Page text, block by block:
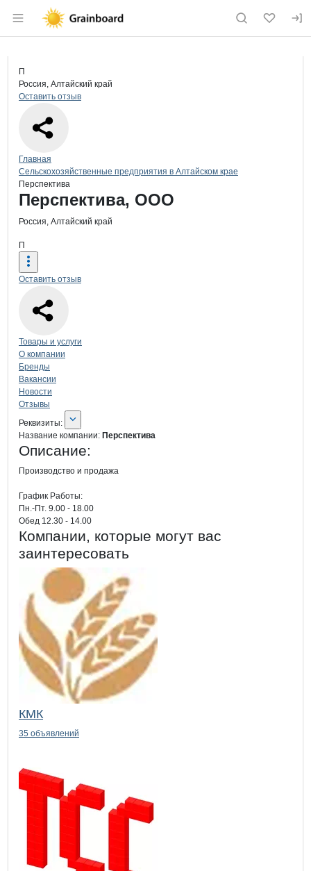
Раздел навигации по сайту
Страница компании
Страница компании
Краткая информация о компании
П
Россия, Алтайский край
Оставить отзыв
Навигация по сайту
Главная
Сельскохозяйственные предприятия в Алтайском крае
Перспектива
Основная информация о компании
Перспектива, ООО
Россия, Алтайский край
П
Оставить отзыв
Навигация по странице
Товары и услуги
О компании
Бренды
Вакансии
Новости
Отзывы
О компании
Реквизиты
Реквизиты:
Название компании: Перспектива
Описание:
Производство и продажа
График Работы:
Пн.-Пт. 9.00 - 18.00
Обед 12.30 - 14.00
Компании, которые могут вас
заинтересовать
КМК
35 объявлений